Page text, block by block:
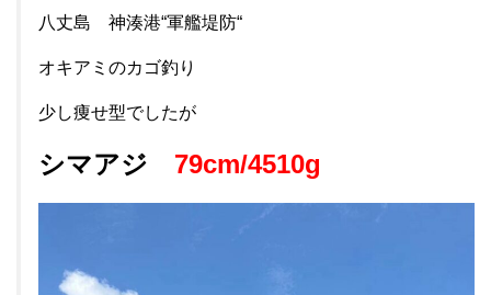
八丈島 神湊港“軍艦堤防“
オキアミのカゴ釣り
少し痩せ型でしたが
シマアジ 79cm/4510g